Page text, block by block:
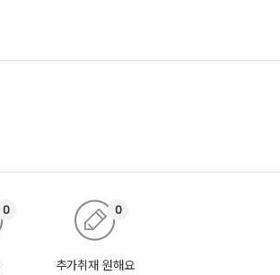
0
추가취재 원해요
0